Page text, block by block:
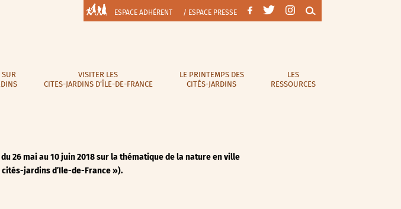
ESPACE ADHÉRENT / ESPACE PRESSE
SUR
VISITER LES
CITES-JARDINS D’ÎLE-DE-FRANCE
LE PRINTEMPS DES
CITÉS-JARDINS
LES
RESSOURCES
26 mai au 10 juin 2018 sur la thématique de la nature en ville
jardins d’Ile-de-France »).